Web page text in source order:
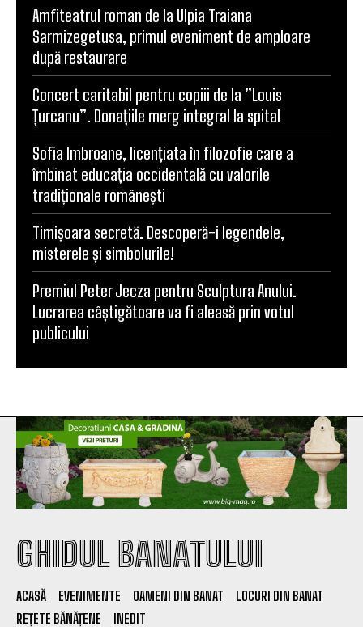
Amfiteatrul roman de la Ulpia Traiana
Sarmizegetusa, primul eveniment de amploare
după restaurare
Concert caritabil pentru copiii de la ”Louis
Țurcanu”. Donațiile merg integral la spital
Sofia Imbroane, licențiata în filozofie care a
îmbinat educația occidentală cu valorile
tradiționale românești
Timișoara secretă. Descoperă-i legendele,
misterele și simbolurile!
Premiul Peter Jecza pentru Sculptura Anului.
Lucrarea câștigătoare va fi aleasă prin votul
publicului
GHIDUL BANATULUI
ACASĂ EVENIMENTE OAMENI DIN BANAT
LOCURI DIN BANAT
REȚETE BĂNĂȚENE
INEDIT